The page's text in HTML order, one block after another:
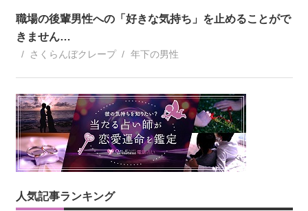
職場の後輩男性への「好きな気持ち」を止めることがで
きません…
さくらんぼクレープ 年下の男性
人気記事ランキング